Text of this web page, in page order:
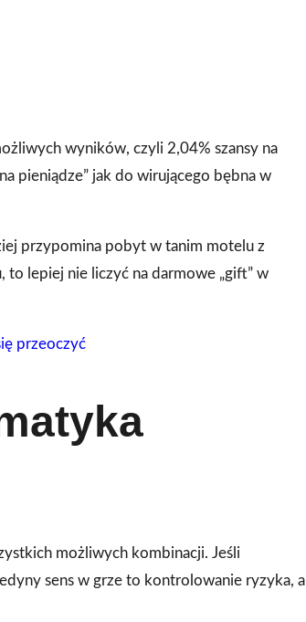
wyników, czyli 2,04% szansy na
pieniądze” jak do wirującego bębna w
przypomina pobyt w tanim motelu z
to lepiej nie liczyć na darmowe „gift” w
przeoczyć
możliwych kombinacji. Jeśli
sens w grze to kontrolowanie ryzyka, a